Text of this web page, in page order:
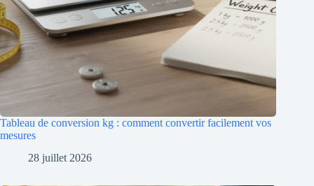
Tableau de conversion kg : comment convertir facilement vos
mesures
28 juillet 2026